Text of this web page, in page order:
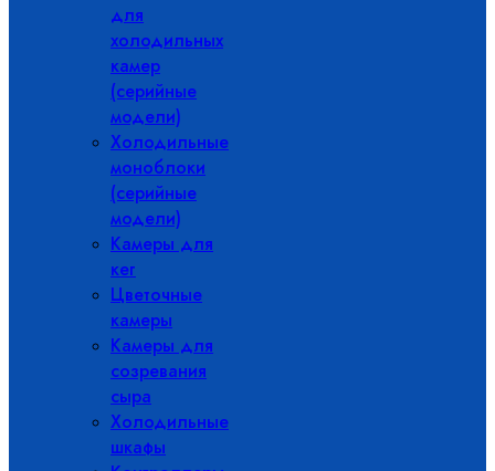
для
холодильных
камер
(серийные
модели)
Холодильные
моноблоки
(серийные
модели)
Камеры для
кег
Цветочные
камеры
Камеры для
созревания
сыра
Холодильные
шкафы